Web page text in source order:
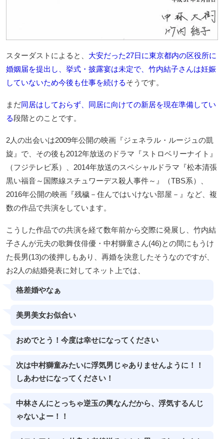
スターダストによると、 大安だった27日に東京都内の区役所に
婚姻届を提出し、挙式・披露宴は未定で、竹内結子さんは妊娠
していないため今後も仕事を続けるそうです。
まだ同居はしておらず、同居に向けての新居を現在準備してい
る段階とのことです。
2人の出会いは2009年公開の映画『ジェネラル・ルージュの凱
旋』で、その後も2012年放送のドラマ『ストロベリーナイト』
（フジテレビ系）、2014年放送のスペシャルドラマ『松本清張
黒い福音～国際線スチュワーデス殺人事件～』（TBS系）、
2016年公開の映画『残穢－住んではいけない部屋－』など、複
数の作品で共演をしています。
こうした作品での共演を経て数年前から交際に発展し、竹内結
子さんが元夫の歌舞伎俳優・中村獅童さん(46)との間にもうけ
た長男(13)の後押しもあり、再婚を決意したそうなのですが、
お2人の結婚発表に対してネット上では、
格差婚やなぁ
美男美女お似合い
おめでとう！今度は幸せになってください
次は中村獅童みたいに浮気男じゃありませんように！！
しあわせになってください！
中林さんにとっちゃ逆玉の輿なんだから、浮気するんじ
ゃないよー！！